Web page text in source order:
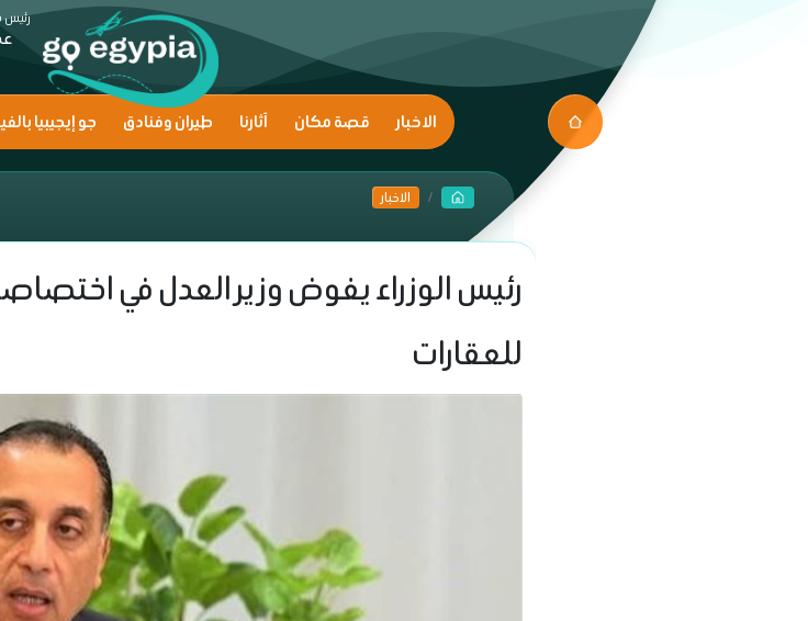
رئيس
الاخبار قصة مكان آثارنا طيران وفنادق جو إيجيبيا
الاخبار
رئيس الوزراء يفوض وزير العدل في
للعقارات